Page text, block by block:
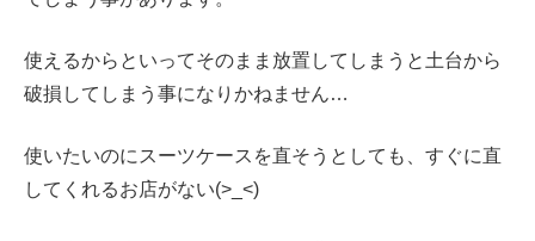
使えるからといってそのまま放置してしまうと土台から
破損してしまう事になりかねません…
使いたいのにスーツケースを直そうとしても、すぐに直
してくれるお店がない(>_<)